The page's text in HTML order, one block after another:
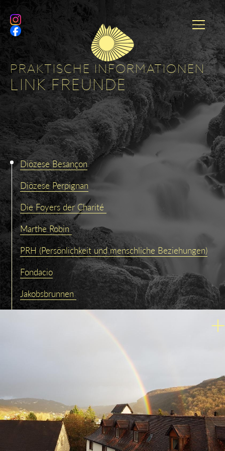
PRAKTISCHE INFORMATIONEN
LINK FREUNDE
Diözese Besançon
Diözese Perpignan
Die Foyers der Charité
Marthe Robin
PRH (Persönlichkeit und menschliche Beziehungen)
Fondacio
Jakobsbrunnen